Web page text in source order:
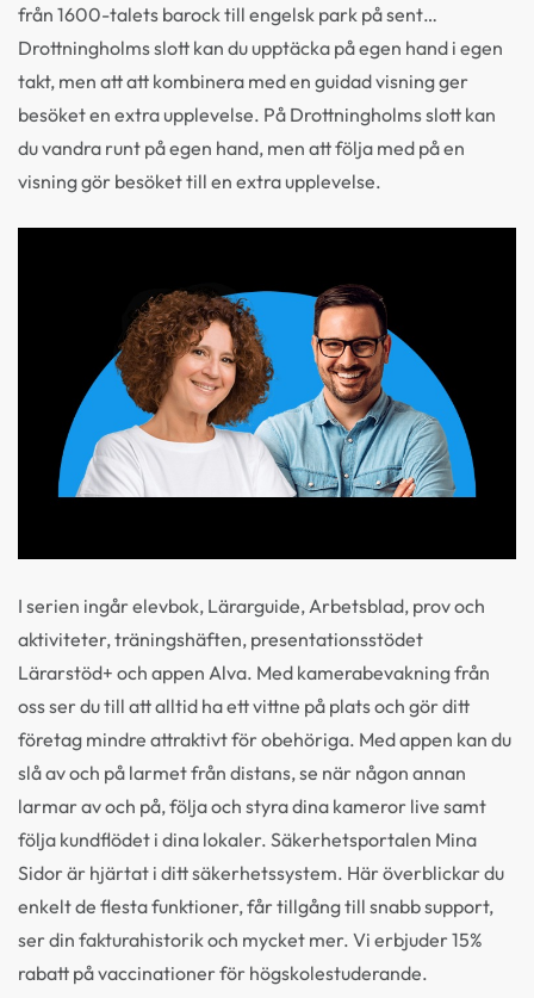
från 1600-talets barock till engelsk park på sent…
Drottningholms slott kan du upptäcka på egen hand i egen
takt, men att att kombinera med en guidad visning ger
besöket en extra upplevelse. På Drottningholms slott kan
du vandra runt på egen hand, men att följa med på en
visning gör besöket till en extra upplevelse.
I serien ingår elevbok, Lärarguide, Arbetsblad, prov och
aktiviteter, träningshäften, presentationsstödet
Lärarstöd+ och appen Alva. Med kamerabevakning från
oss ser du till att alltid ha ett vittne på plats och gör ditt
företag mindre attraktivt för obehöriga. Med appen kan du
slå av och på larmet från distans, se när någon annan
larmar av och på, följa och styra dina kameror live samt
följa kundflödet i dina lokaler. Säkerhetsportalen Mina
Sidor är hjärtat i ditt säkerhetssystem. Här överblickar du
enkelt de flesta funktioner, får tillgång till snabb support,
ser din fakturahistorik och mycket mer. Vi erbjuder 15%
rabatt på vaccinationer för högskolestuderande.